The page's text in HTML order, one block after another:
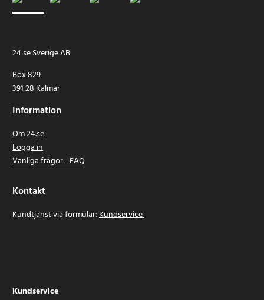
24 se Sverige AB
Box 829
391 28 Kalmar
Information
Om 24.se
Logga in
Vanliga frågor - FAQ
Kontakt
Kundtjänst via formulär:Kundservice
Kundservice